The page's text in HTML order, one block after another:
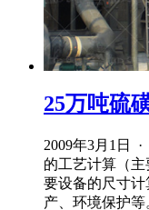
25万吨硫
2009年3月1日
的工艺计算（
要设备的尺寸
产、环境保护等